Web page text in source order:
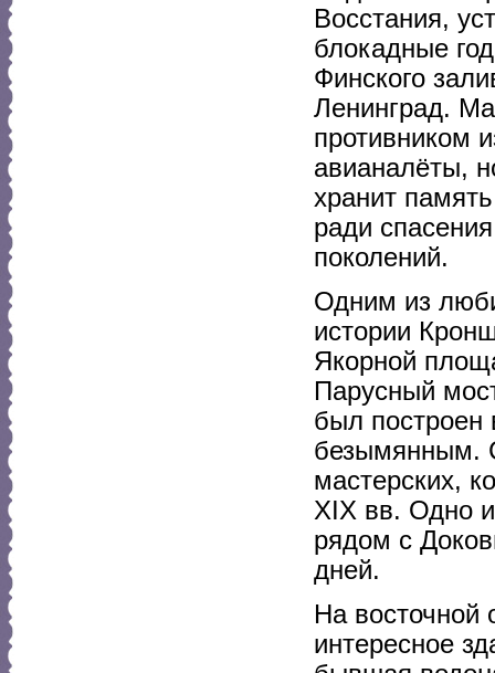
Восстания,
блокадные
Финского
Ленинград.
противником
авианалёты,
хранит
ради
поколений.
Одним из
истории
Якорной
Парусный
был построен
безымянным.
мастерских,
XIX вв. Одно
рядом с
дней.
На восточной
интересное